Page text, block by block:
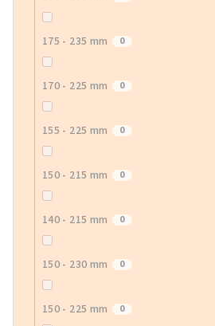
175 - 235 mm 0
170 - 225 mm 0
155 - 225 mm 0
150 - 215 mm 0
140 - 215 mm 0
150 - 230 mm 0
150 - 225 mm 0